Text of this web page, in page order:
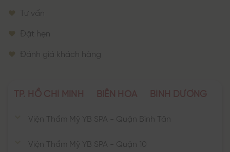
Tư vấn
Đặt hẹn
Đánh giá khách hàng
TP. HỒ CHÍ MINH BIÊN HÒA BÌNH DƯƠNG
Viện Thẩm Mỹ YB SPA - Quận Bình Tân
Viện Thẩm Mỹ YB SPA - Quận 10